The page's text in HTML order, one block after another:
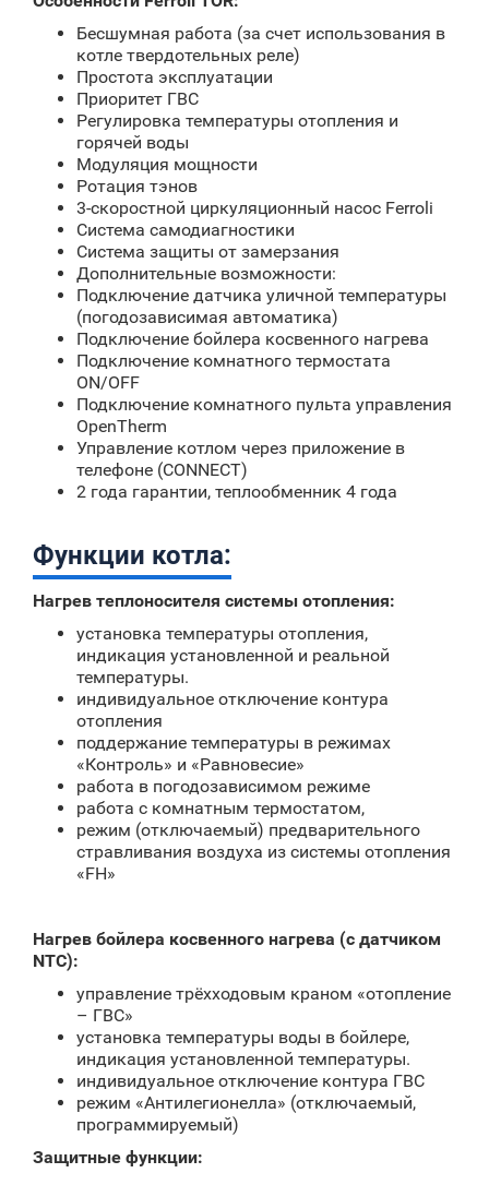
Бесшумная работа (за счет использования в
котле твердотельных реле)
Простота эксплуатации
Приоритет ГВС
Регулировка температуры отопления и
горячей воды
Модуляция мощности
Ротация тэнов
3-скоростной циркуляционный насос Ferroli
Система самодиагностики
Система защиты от замерзания
Дополнительные возможности:
Подключение датчика уличной температуры
(погодозависимая автоматика)
Подключение бойлера косвенного нагрева
Подключение комнатного термостата
ON/OFF
Подключение комнатного пульта управления
OpenTherm
Управление котлом через приложение в
телефоне (CONNECT)
2 года гарантии, теплообменник 4 года
Функции котла:
Нагрев теплоносителя системы отопления:
установка температуры отопления,
индикация установленной и реальной
температуры.
индивидуальное отключение контура
отопления
поддержание температуры в режимах
«Контроль» и «Равновесие»
работа в погодозависимом режиме
работа с комнатным термостатом,
режим (отключаемый) предварительного
стравливания воздуха из системы отопления
«FH»
Нагрев бойлера косвенного нагрева (с датчиком
NTC):
управление трёхходовым краном «отопление
– ГВС»
установка температуры воды в бойлере,
индикация установленной температуры.
индивидуальное отключение контура ГВС
режим «Антилегионелла» (отключаемый,
программируемый)
Защитные функции: